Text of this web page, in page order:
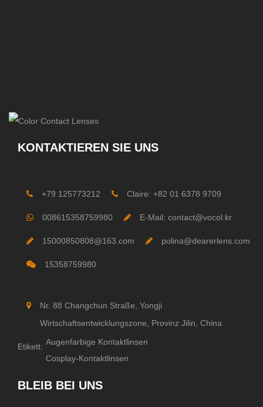
KONTAKTIEREN SIE UNS
+79 125773212 Claire: +82 01 6378 9709
008615358759980 E-Mail: contact@vocol.kr
15000850808@163.com polina@dearerlens.com
15358759980
Nr. 88 Changchun Straße, Yongji
Wirtschaftsentwicklungszone, Provinz Jilin, China
Etikett: Augenfarbige Kontaktlinsen
Cosplay-Kontaktlinsen
BLEIB BEI UNS